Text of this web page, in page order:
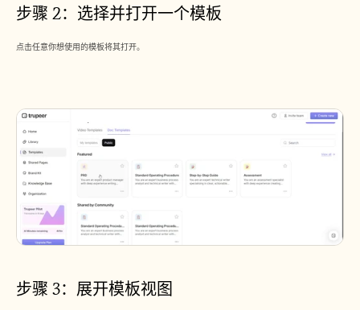
步骤 2：选择并打开一个模板
点击任意你想使用的模板将其打开。
步骤 3：展开模板视图